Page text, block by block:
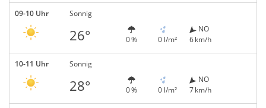
09-10 Uhr Sonnig
26° 0 % 0 l/m²
NO
6 km/h
10-11 Uhr Sonnig
28° 0 % 0 l/m²
NO
7 km/h